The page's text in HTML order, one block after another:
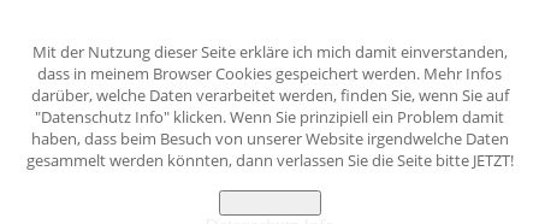
Mit der Nutzung dieser Seite erkläre ich mich damit einverstanden,
dass in meinem Browser Cookies gespeichert werden. Mehr Infos
darüber, welche Daten verarbeitet werden, finden Sie, wenn Sie auf
"Datenschutz Info" klicken. Wenn Sie prinzipiell ein Problem damit
haben, dass beim Besuch von unserer Website irgendwelche Daten
gesammelt werden könnten, dann verlassen Sie die Seite bitte JETZT!